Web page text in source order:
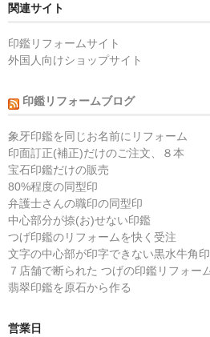
関連サイト
印鑑リフォームサイト
外国人向けショップサイト
印鑑リフォームブログ
象牙印鑑を同じお名前にリフォーム
印面訂正(補正)だけのご注文、８本
宝石印鑑だけの販売
80%程度の同型印
弁護士さんの職印の同型印
中心部分が捺(お)せない印鑑
つげ印鑑のリフォームを快く受注
文字の中心部が印字できない黒水牛角印
７店舗で断られた つげの印鑑リフォー
翡翠印鑑を原石から作る
営業日